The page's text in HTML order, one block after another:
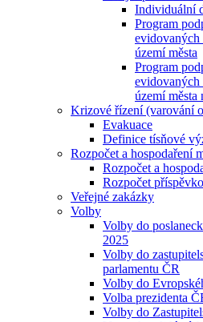
Individuální
Program
evidovaných
území města
Program
evidovaných
území města
Krizové řízení (varování
Evakuace
Definice tísňové
Rozpočet a hospodaření
Rozpočet a
Rozpočet
Veřejné zakázky
Volby
Volby do
2025
Volby do
parlamentu ČR
Volby do
Volba prezidenta
Volby do